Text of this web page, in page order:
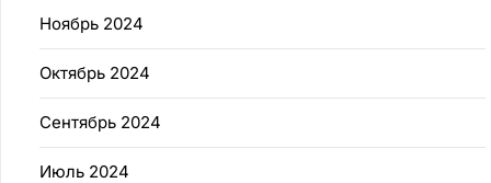
Ноябрь 2024
Октябрь 2024
Сентябрь 2024
Июль 2024